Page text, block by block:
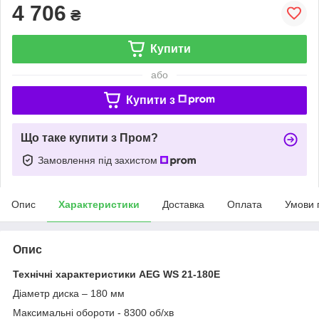
4 706 ₴
Купити
або
Купити з
Що таке купити з Пром?
Замовлення під захистом
Опис Характеристики Доставка Оплата Умови
Опис
Технічні характеристики AEG WS 21-180E
Діаметр диска – 180 мм
Максимальні обороти - 8300 об/хв